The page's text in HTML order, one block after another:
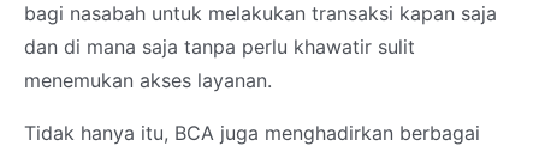
bagi nasabah untuk melakukan transaksi kapan saja
dan di mana saja tanpa perlu khawatir sulit
menemukan akses layanan.
Tidak hanya itu, BCA juga menghadirkan berbagai